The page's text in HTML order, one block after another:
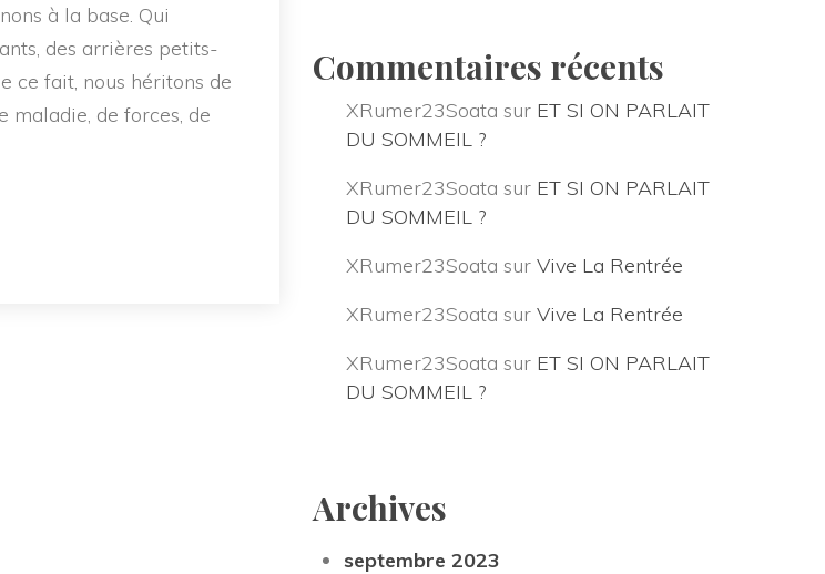
à la base. Qui
des arrières petits-
ce fait, nous héritons de
maladie, de forces, de
Commentaires récent
XRumer23Soata sur ET SI ON PARLAIT
DU SOMMEIL ?
XRumer23Soata sur ET SI ON PARLAIT
DU SOMMEIL ?
XRumer23Soata sur Vive La Rentrée
XRumer23Soata sur Vive La Rentrée
XRumer23Soata sur ET SI ON PARLAIT
DU SOMMEIL ?
Archive
eptembre 2023